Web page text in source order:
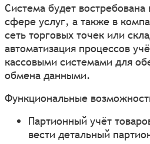
Система будет
сфере услуг, а также в
сеть торговых точек или
автоматизация процессов
кассовыми системами для
обмена данными.
Функциональные
Партионный учёт
вести детальный